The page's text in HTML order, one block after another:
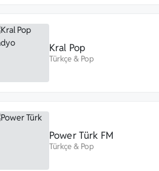
Kral Pop
Türkçe& Pop
Power Türk FM
Türkçe& Pop